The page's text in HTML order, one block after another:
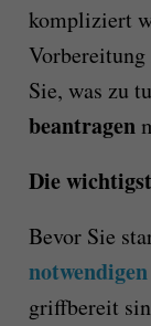
kompliziert
Sie, was zu
beantragen
Die
Bevor Sie
griffbereit